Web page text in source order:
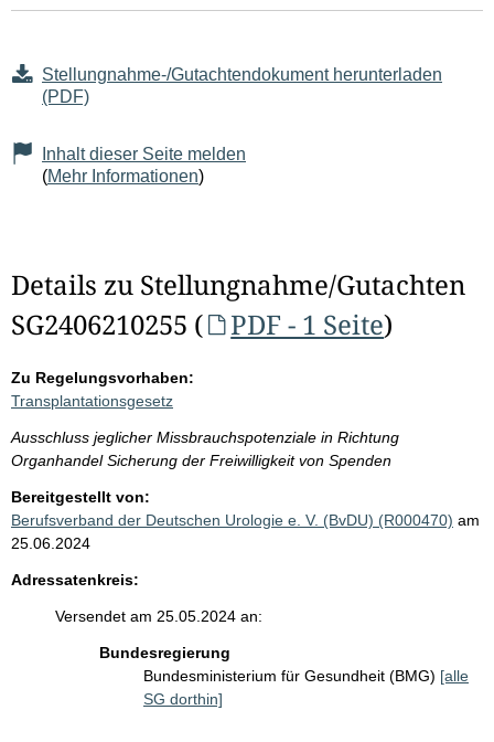
Stellungnahme-/Gutachtendokument herunterladen
(PDF)
Inhalt dieser Seite melden
(Mehr Informationen)
Details zu Stellungnahme/Gutachten
SG2406210255 (
PDF - 1 Seite)
Zu Regelungsvorhaben:
Transplantationsgesetz
Ausschluss jeglicher Missbrauchspotenziale in Richtung
Organhandel Sicherung der Freiwilligkeit von Spenden
Bereitgestellt von:
Berufsverband der Deutschen Urologie e. V. (BvDU) (R000470) am
25.06.2024
Adressatenkreis:
Versendet am 25.05.2024 an:
Bundesregierung
Bundesministerium für Gesundheit (BMG) [alle
SG dorthin]